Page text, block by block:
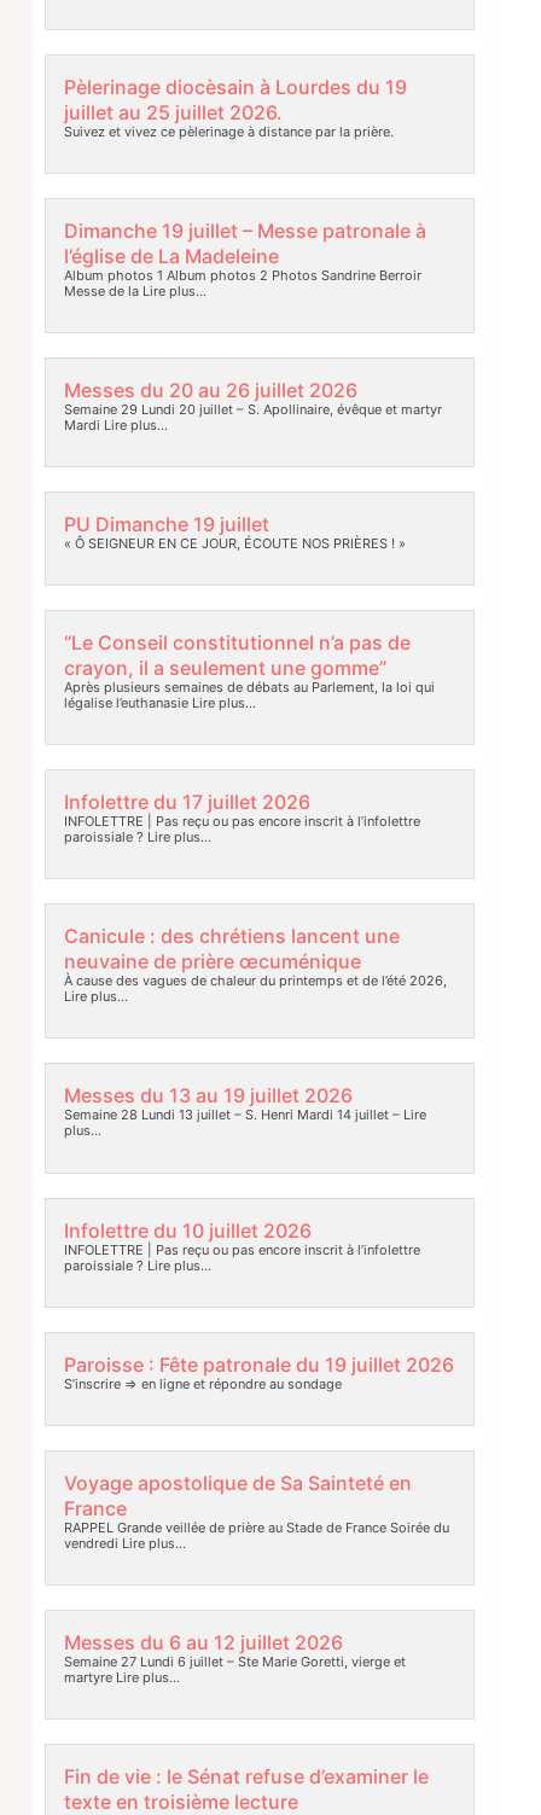
Pèlerinage diocèsain à Lourdes du 19
juillet au 25 juillet 2026.
Suivez et vivez ce pèlerinage à distance par la prière.
Dimanche 19 juillet – Messe patronale à
l’église de La Madeleine
Album photos 1 Album photos 2 Photos Sandrine Berroir
Messe de laLire plus…
Messes du 20 au 26 juillet 2026
Semaine 29 Lundi 20 juillet – S. Apollinaire, évêque et martyr
Mardi Lire plus…
PU Dimanche 19 juillet
« Ô SEIGNEUR EN CE JOUR, ÉCOUTE NOS PRIÈRES ! »
“Le Conseil constitutionnel n’a pas de
crayon, il a seulement une gomme”
Après plusieurs semaines de débats au Parlement, la loi qui
légalise l’euthanasieLire plus…
Infolettre du 17 juillet 2026
INFOLETTRE | Pas reçu ou pas encore inscrit à l’infolettre
paroissiale ? Lire plus…
Canicule : des chrétiens lancent une
neuvaine de prière œcuménique
À cause des vagues de chaleur du printemps et de l’été 2026,
Lire plus…
Messes du 13 au 19 juillet 2026
Semaine 28 Lundi 13 juillet – S. Henri Mardi 14 juillet –Lire
plus…
Infolettre du 10 juillet 2026
INFOLETTRE | Pas reçu ou pas encore inscrit à l’infolettre
paroissiale ? Lire plus…
Paroisse : Fête patronale du 19 juillet 2026
S’inscrire => en ligne et répondre au sondage
Voyage apostolique de Sa Sainteté en
France
RAPPEL Grande veillée de prière au Stade de France Soirée du
vendredi Lire plus…
Messes du 6 au 12 juillet 2026
Semaine 27 Lundi 6 juillet – Ste Marie Goretti, vierge et
martyreLire plus…
Fin de vie : le Sénat refuse d’examiner le
texte en troisième lecture